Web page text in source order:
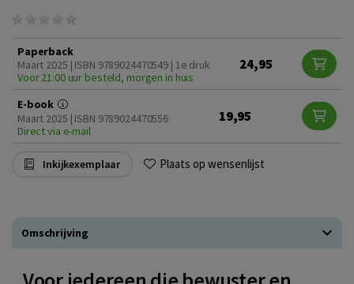
Paperback
Maart 2025 | ISBN 9789024470549 | 1e druk
Voor 21:00 uur besteld, morgen in huis
24,95
E-book
Maart 2025 | ISBN 9789024470556
Direct via e-mail
19,95
Inkijkexemplaar Plaats op wensenlijst
Omschrijving